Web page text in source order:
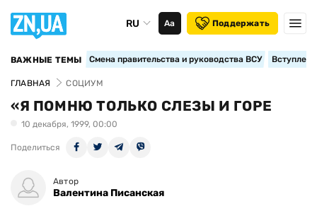
RU Аа Поддержать
ВАЖНЫЕ ТЕМЫ Смена правительства и руководства ВСУ
ГЛАВНАЯ СОЦИУМ
«Я ПОМНЮ ТОЛЬКО СЛЕЗЫ И ГОРЕ
10 декабря, 1999, 00:00
Поделиться
Автор
Валентина Писанская